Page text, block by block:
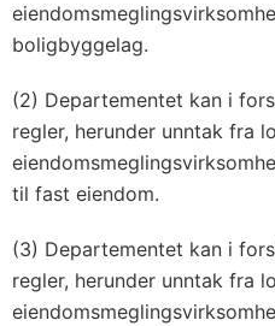
boligbyggelag.
(2) Departementet kan i
regler, herunder unntak fra
til fast eiendom.
(3) Departementet kan i
regler, herunder unntak fra